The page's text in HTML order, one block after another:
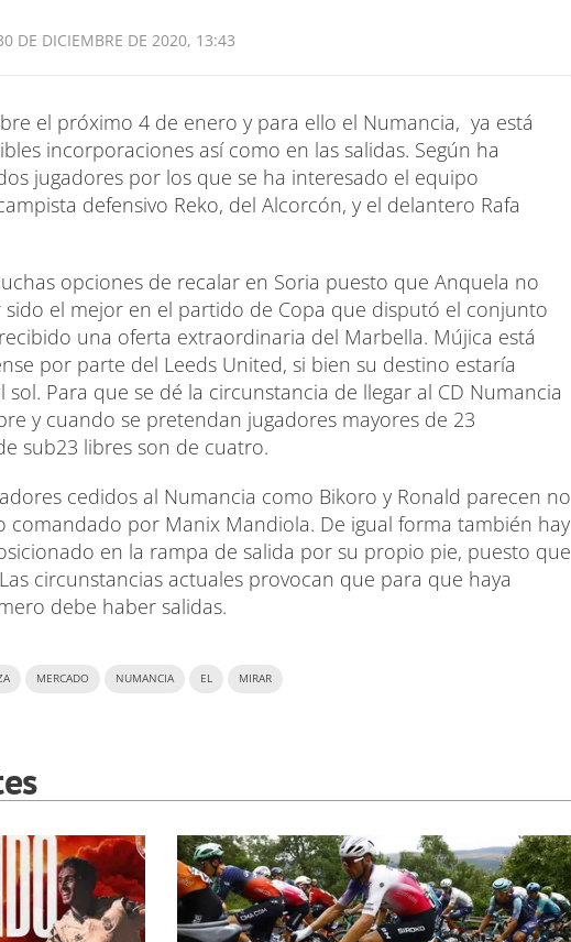
DE DICIEMBRE DE 2020, 13:43
el próximo 4 de enero y para ello el Numancia, ya está
incorporaciones así como en las salidas. Según ha
jugadores por los que se ha interesado el equipo
defensivo Reko, del Alcorcón, y el delantero Rafa
opciones de recalar en Soria puesto que Anquela no
el mejor en el partido de Copa que disputó el conjunto
una oferta extraordinaria del Marbella. Mújica está
por parte del Leeds United, si bien su destino estaría
Para que se dé la circunstancia de llegar al CD Numancia
y cuando se pretendan jugadores mayores de 23
sub23 libres son de cuatro.
cedidos al Numancia como Bikoro y Ronald parecen no
comandado por Manix Mandiola. De igual forma también hay
en la rampa de salida por su propio pie, puesto que
circunstancias actuales provocan que para que haya
debe haber salidas.
MERCADO NUMANCIA EL MIRAR